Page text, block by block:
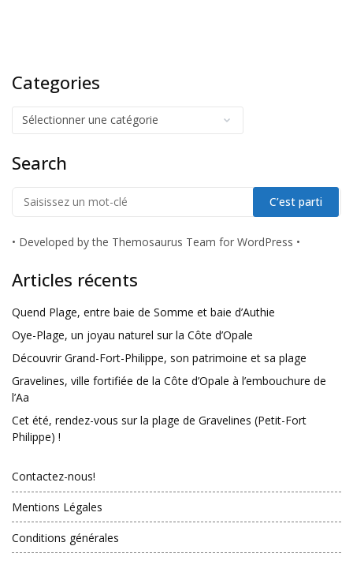
Categories
Search
• Developed by the Themosaurus Team for WordPress •
Articles récents
Quend Plage, entre baie de Somme et baie d’Authie
Oye-Plage, un joyau naturel sur la Côte d’Opale
Découvrir Grand-Fort-Philippe, son patrimoine et sa plage
Gravelines, ville fortifiée de la Côte d’Opale à l’embouchure de
l’Aa
Cet été, rendez-vous sur la plage de Gravelines (Petit-Fort
Philippe) !
Contactez-nous!
Mentions Légales
Conditions générales